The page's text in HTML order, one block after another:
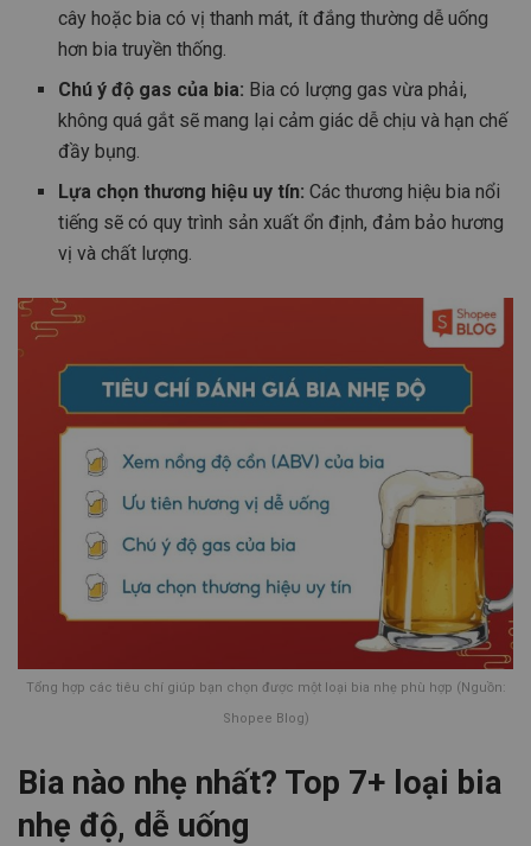
cây hoặc bia có vị thanh mát, ít đắng thường dễ uống
hơn bia truyền thống.
Chú ý độ gas của bia: Bia có lượng gas vừa phải,
không quá gắt sẽ mang lại cảm giác dễ chịu và hạn chế
đầy bụng.
Lựa chọn thương hiệu uy tín:Các thương hiệu bia nổi
tiếng sẽ có quy trình sản xuất ổn định, đảm bảo hương
vị và chất lượng.
Tổng hợp các tiêu chí giúp bạn chọn được một loại bia nhẹ phù hợp (Nguồn:
Shopee Blog)
Bia nào nhẹ nhất? Top 7+ loại bia
nhẹ độ, dễ uống